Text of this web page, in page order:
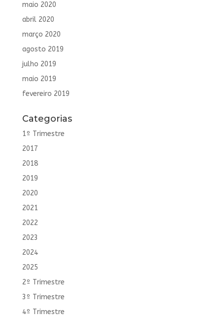
maio 2020
abril 2020
março 2020
agosto 2019
julho 2019
maio 2019
fevereiro 2019
Categorias
1º Trimestre
2017
2018
2019
2020
2021
2022
2023
2024
2025
2º Trimestre
3º Trimestre
4º Trimestre